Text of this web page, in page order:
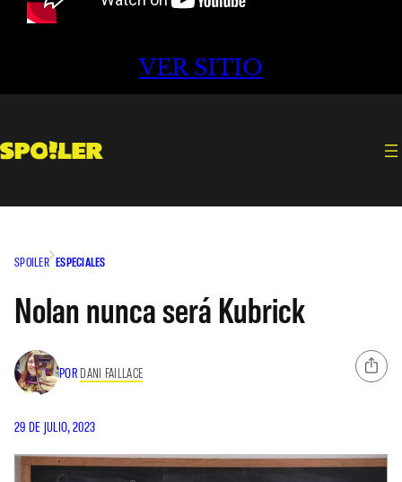
VER SITIO
SPOILER ESPECIALES
Nolan nunca será Kubrick
POR DANI FAILLACE
29 DE JULIO, 2023